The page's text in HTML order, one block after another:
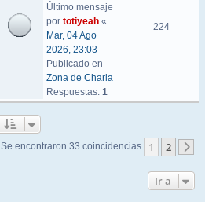
Último mensaje
por totiyeah «
Mar, 04 Ago
2026, 23:03
Publicado en
Zona de Charla
Respuestas: 1
224
Se encontraron 33 coincidencias 1 2
Ir a